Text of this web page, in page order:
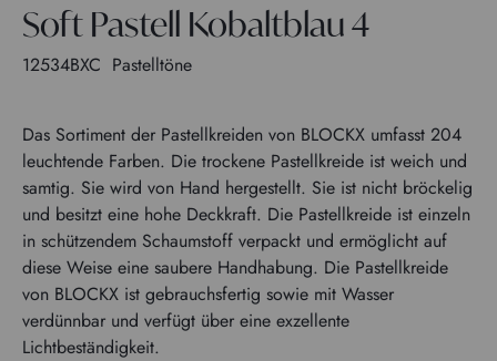
Soft Pastell Kobaltblau 4
12534BXC Pastelltöne
Das Sortiment der Pastellkreiden von BLOCKX umfasst 204
leuchtende Farben. Die trockene Pastellkreide ist weich und
samtig. Sie wird von Hand hergestellt. Sie ist nicht bröckelig
und besitzt eine hohe Deckkraft. Die Pastellkreide ist einzeln
in schützendem Schaumstoff verpackt und ermöglicht auf
diese Weise eine saubere Handhabung. Die Pastellkreide
von BLOCKX ist gebrauchsfertig sowie mit Wasser
verdünnbar und verfügt über eine exzellente
Lichtbeständigkeit.